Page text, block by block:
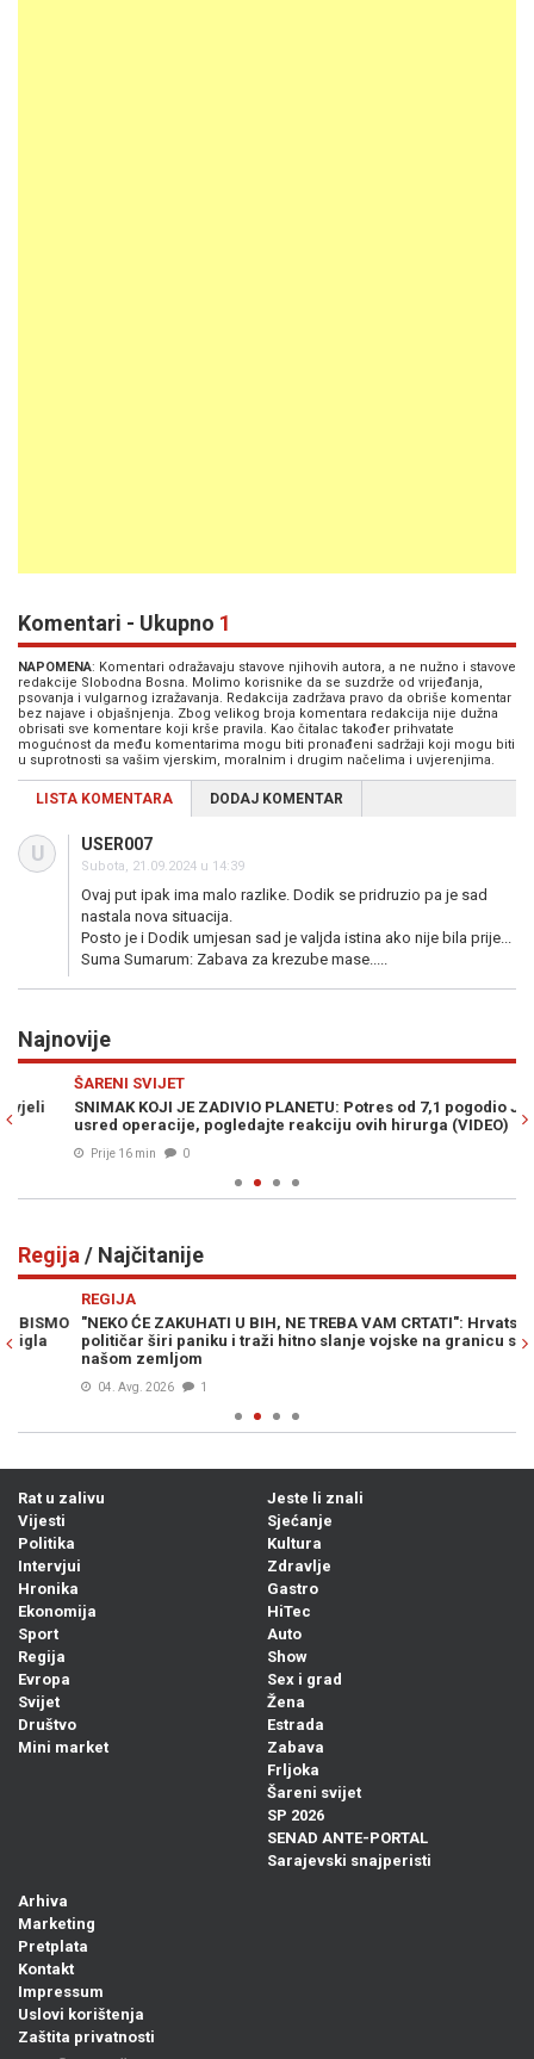
Komentari - Ukupno 1
NAPOMENA: Komentari odražavaju stavove njihovih autora, a ne nužno i stavove
redakcije Slobodna Bosna. Molimo korisnike da se suzdrže od vrijeđanja,
psovanja i vulgarnog izražavanja. Redakcija zadržava pravo da obriše komentar
bez najave i objašnjenja. Zbog velikog broja komentara redakcija nije dužna
obrisati sve komentare koji krše pravila. Kao čitalac također prihvatate
mogućnost da među komentarima mogu biti pronađeni sadržaji koji mogu biti
u suprotnosti sa vašim vjerskim, moralnim i drugim načelima i uvjerenjima.
LISTA KOMENTARA DODAJ KOMENTAR
U USER007
Subota, 21.09.2024 u 14:39
Ovaj put ipak ima malo razlike. Dodik se pridruzio pa je sad
nastala nova situacija.
Posto je i Dodik umjesan sad je valjda istina ako nije bila prije...
Suma Sumarum: Zabava za krezube mase.....
Najnovije
ŠARENI SVIJET
SNIMAK KOJI JE ZADIVIO PLANETU: Potres od 7,1 pogodio Japan
usred operacije, pogledajte reakciju ovih hirurga (VIDEO)
Prije 16 min 0
Regija / Najčitanije
"NEKO ĆE ZAKUHATI U BIH, NE TREBA VAM CRTATI": Hrvatski
političar širi paniku i traži hitno slanje vojske na granicu sa
našom zemljom
04. Avg. 2026 1
Rat u zalivu
Vijesti
Politika
Intervjui
Hronika
Ekonomija
Sport
Regija
Evropa
Svijet
Društvo
Mini market
Jeste li znali
Sjećanje
Kultura
Zdravlje
Gastro
HiTec
Auto
Show
Sex i grad
Žena
Estrada
Zabava
Frljoka
Šareni svijet
SP 2026
SENAD ANTE-PORTAL
Sarajevski snajperisti
Arhiva
Marketing
Pretplata
Kontakt
Impressum
Uslovi korištenja
Zaštita privatnosti